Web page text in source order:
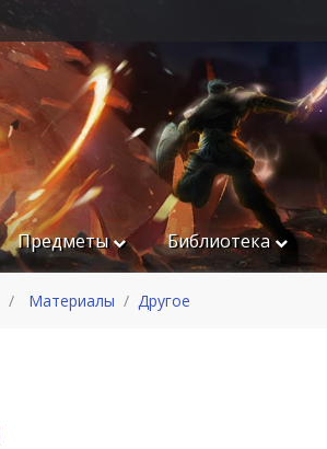
Предметы Библиотека
Материалы Другое